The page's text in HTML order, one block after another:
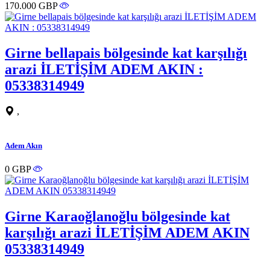
170.000 GBP
Girne bellapais bölgesinde kat karşılığı
arazi İLETİŞİM ADEM AKIN :
05338314949
,
Adem Akın
0 GBP
Girne Karaoğlanoğlu bölgesinde kat
karşılığı arazi İLETİŞİM ADEM AKIN
05338314949